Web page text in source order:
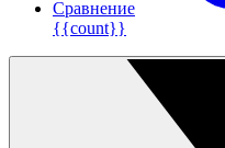
Сравнение
{{count}}